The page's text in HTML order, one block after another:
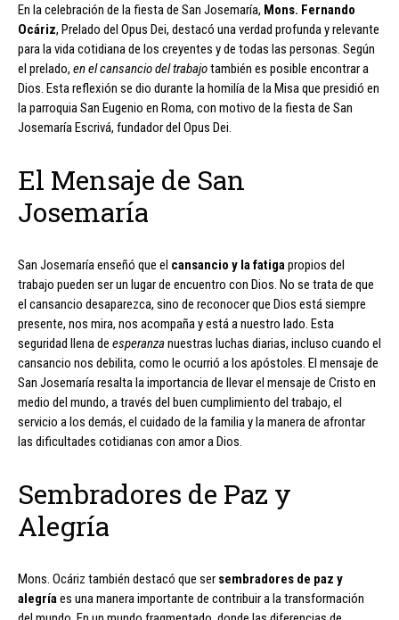
En la celebración de la fiesta de San Josemaría, Mons. Fernando
Ocáriz, Prelado del Opus Dei, destacó una verdad profunda y relevante
para la vida cotidiana de los creyentes y de todas las personas. Según
el prelado, en el cansancio del trabajotambién es posible encontrar a
Dios. Esta reflexión se dio durante la homilía de la Misa que presidió en
la parroquia San Eugenio en Roma, con motivo de la fiesta de San
Josemaría Escrivá, fundador del Opus Dei.
El Mensaje de San
Josemaría
San Josemaría enseñó que el cansancio y la fatigapropios del
trabajo pueden ser un lugar de encuentro con Dios. No se trata de que
el cansancio desaparezca, sino de reconocer que Dios está siempre
presente, nos mira, nos acompaña y está a nuestro lado. Esta
seguridad llena de esperanzanuestras luchas diarias, incluso cuando el
cansancio nos debilita, como le ocurrió a los apóstoles. El mensaje de
San Josemaría resalta la importancia de llevar el mensaje de Cristo en
medio del mundo, a través del buen cumplimiento del trabajo, el
servicio a los demás, el cuidado de la familia y la manera de afrontar
las dificultades cotidianas con amor a Dios.
Sembradores de Paz y
Alegría
Mons. Ocáriz también destacó que ser sembradores de paz y
alegríaes una manera importante de contribuir a la transformación